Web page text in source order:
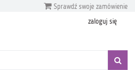
Sprawdź swoje zamówienie
zaloguj się